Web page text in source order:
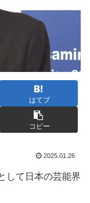
はてブ
コピー
2025.01.26
して日本の芸能界